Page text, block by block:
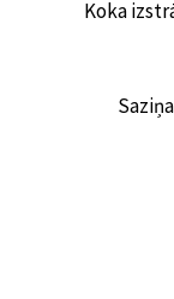
Koka